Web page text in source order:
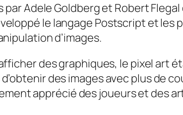
par Adele Goldberg et Robert
le langage Postscript et
d’images.
des graphiques, le pixel art
des images avec plus de
apprécié des joueurs et des